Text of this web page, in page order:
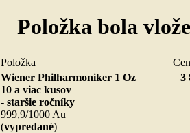
Položka bola
Položka
Wiener Philharmoniker 1 Oz
10 a viac kusov
- staršie ročníky
999,9/1000 Au
(vypredané)
3